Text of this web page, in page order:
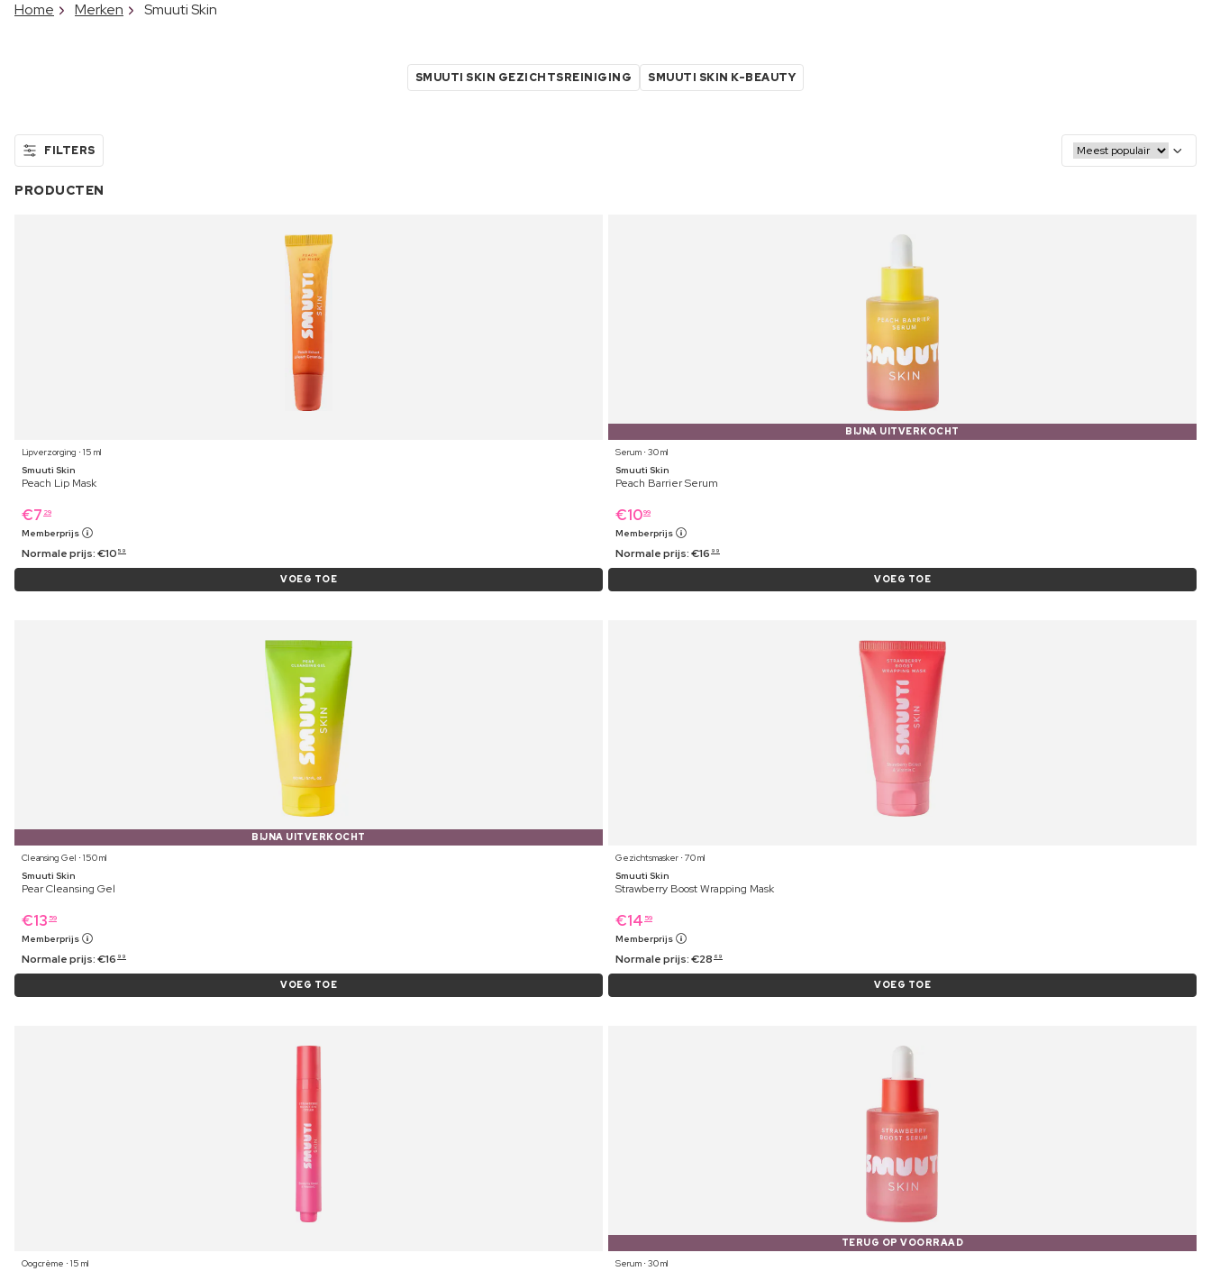
Home Merken Smuuti Skin
SMUUTI SKIN GEZICHTSREINIGING SMUUTI SKIN K-BEAUTY
FILTERS
PRODUCTEN
Lipverzorging ⋅ 15 ml
Smuuti Skin
Peach Lip Mask
€7 29
Memberprijs
Normale prijs:€10 59
VOEG TOE
BIJNA UITVERKOCHT
Serum ⋅ 30 ml
Smuuti Skin
Peach Barrier Serum
€1099
Memberprijs
Normale prijs:€16 99
VOEG TOE
BIJNA UITVERKOCHT
Cleansing Gel ⋅ 150 ml
Smuuti Skin
Pear Cleansing Gel
€13 59
Memberprijs
Normale prijs:€16 99
VOEG TOE
Gezichtsmasker ⋅ 70 ml
Smuuti Skin
Strawberry Boost Wrapping Mask
€14 59
Memberprijs
Normale prijs:€28 69
VOEG TOE
Oogcrème ⋅ 15 ml
TERUG OP VOORRAAD
Serum ⋅ 30 ml